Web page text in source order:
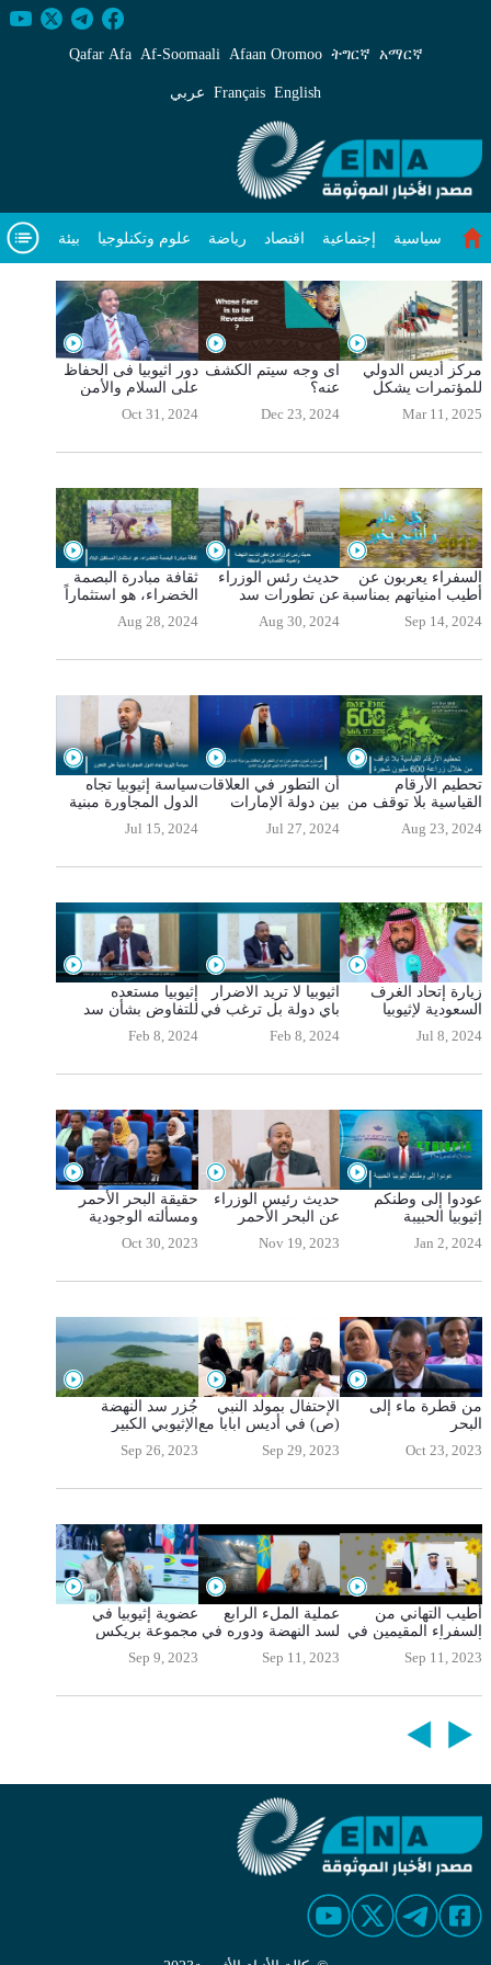
አማርኛ
ትግርኛ
Afaan Oromoo
Af‑Soomaali
Qafar Afa
English
Français عربي
سياسية إجتماعية اقتصاد رياضة علوم وتكنلوجيا بيئة
مقال متميز فيديوهات عن
مركز أديس الدولي
للمؤتمرات يشكل
إضافة إلى جهود إثيوبيا
المستمرة لتعزيز قطاع
Mar 11, 2025
اى وجه سيتم الكشف
عنه؟
Dec 23, 2024
دور اثيوبيا فى الحفاظ
على السلام والأمن
فى القرن الافريقي
Oct 31, 2024
السفراء يعربون عن
أطيب امنياتهم بمناسبة
Sep 14, 2024
حديث رئس الوزراء
عن تطورات سد
الاقتصادية في
Aug 30, 2024
ثقافة مبادرة البصمة
الخضراء، هو استثماراً
Aug 28, 2024
تحطيم الأرقام
القياسية بلا توقف من
شجرة
Aug 23, 2024
أن التطور في العلاقات
بين دولة الإمارات
مخرجات التعاون
بين البلد
Jul 27, 2024
سياسة إثيوبيا تجاه
الدول المجاورة مبنية
Jul 15, 2024
زيارة إتحاد الغرف
السعودية لإثيوبيا
Jul 8, 2024
اثيوبيا لا تريد الاضرار
باي دولة بل ترغب في
Feb 8, 2024
إثيوبيا مستعده
للتفاوض بشأن سد
Feb 8, 2024
عودوا إلى وطنكم
إثيوبيا الحبيبة
Jan 2, 2024
حديث رئيس الوزراء
عن البحر الأحمر
Nov 19, 2023
حقيقة البحر الأحمر
ومسألته الوجودية
Oct 30, 2023
من قطرة ماء إلى
البحر
Oct 23, 2023
الإحتفال بمولد النبي
(ص) في أديس ابابا مع
Sep 29, 2023
جُزر سد النهضة
الإثيوبي الكبير
Sep 26, 2023
أطيب التهاني من
السفراء المقيمين في
2016
Sep 11, 2023
عملية الملء الرابع
لسد النهضة ودوره في
الدول الثلاث
Sep 11, 2023
عضوية إثيوبيا في
مجموعة بريكس
الأفريقية
Sep 9, 2023